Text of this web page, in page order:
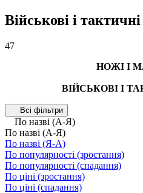
Військові і
47
НОЖІ І
ВІЙСЬКОВІ І
Всі фільтри
По назві (А-Я)
По назві (А-Я)
По назві (Я-А)
По популярності (зростання)
По популярності (спадання)
По ціні (зростання)
По ціні (спадання)